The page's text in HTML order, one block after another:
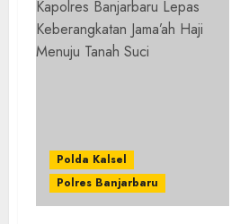
Polda Kalsel
Polres Banjarbaru